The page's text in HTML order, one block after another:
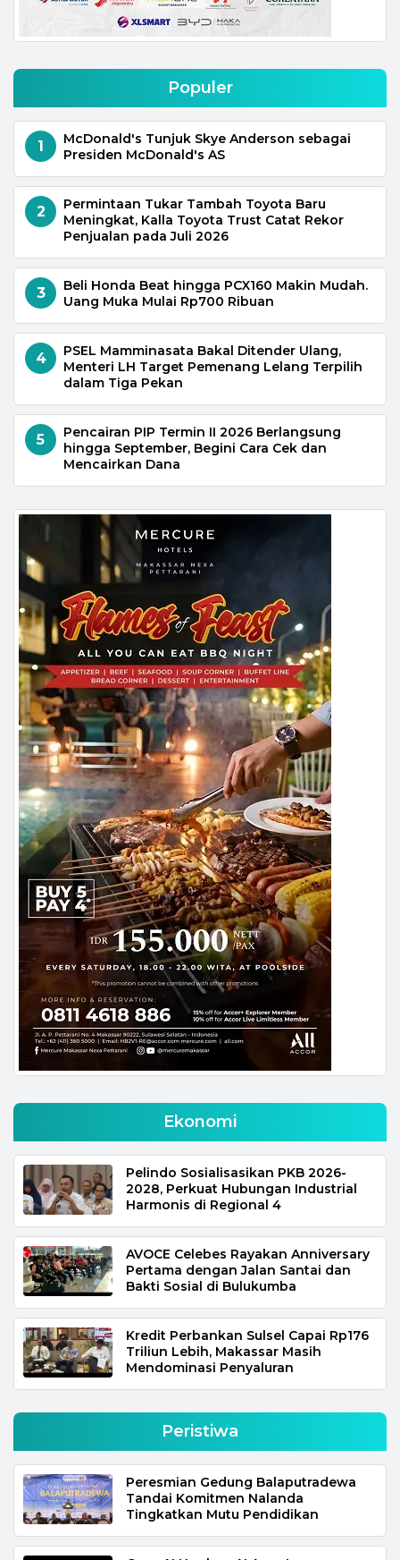
Populer
1
McDonald's Tunjuk Skye Anderson sebagai
Presiden McDonald's AS
2
Permintaan Tukar Tambah Toyota Baru
Meningkat, Kalla Toyota Trust Catat Rekor
Penjualan pada Juli 2026
3
Beli Honda Beat hingga PCX160 Makin Mudah.
Uang Muka Mulai Rp700 Ribuan
4
PSEL Mamminasata Bakal Ditender Ulang,
Menteri LH Target Pemenang Lelang Terpilih
dalam Tiga Pekan
5
Pencairan PIP Termin II 2026 Berlangsung
hingga September, Begini Cara Cek dan
Mencairkan Dana
Ekonomi
Pelindo Sosialisasikan PKB 2026-
2028, Perkuat Hubungan Industrial
Harmonis di Regional 4
AVOCE Celebes Rayakan Anniversary
Pertama dengan Jalan Santai dan
Bakti Sosial di Bulukumba
Kredit Perbankan Sulsel Capai Rp176
Triliun Lebih, Makassar Masih
Mendominasi Penyaluran
Peristiwa
Peresmian Gedung Balaputradewa
Tandai Komitmen Nalanda
Tingkatkan Mutu Pendidikan